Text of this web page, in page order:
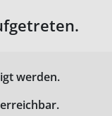
werden.